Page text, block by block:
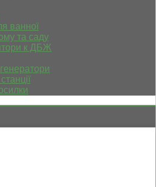
ванної
та саду
к ДБЖ